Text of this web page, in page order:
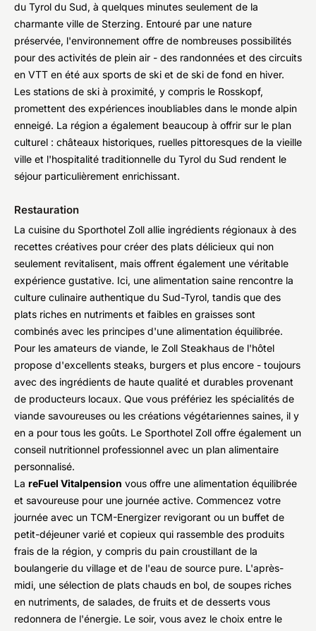
du Tyrol du Sud, à quelques minutes seulement de la
charmante ville de Sterzing. Entouré par une nature
préservée, l'environnement offre de nombreuses possibilités
pour des activités de plein air - des randonnées et des circuits
en VTT en été aux sports de ski et de ski de fond en hiver.
Les stations de ski à proximité, y compris le Rosskopf,
promettent des expériences inoubliables dans le monde alpin
enneigé. La région a également beaucoup à offrir sur le plan
culturel : châteaux historiques, ruelles pittoresques de la vieille
ville et l'hospitalité traditionnelle du Tyrol du Sud rendent le
séjour particulièrement enrichissant.
Restauration
La cuisine du Sporthotel Zoll allie ingrédients régionaux à des
recettes créatives pour créer des plats délicieux qui non
seulement revitalisent, mais offrent également une véritable
expérience gustative. Ici, une alimentation saine rencontre la
culture culinaire authentique du Sud-Tyrol, tandis que des
plats riches en nutriments et faibles en graisses sont
combinés avec les principes d'une alimentation équilibrée.
Pour les amateurs de viande, le Zoll Steakhaus de l'hôtel
propose d'excellents steaks, burgers et plus encore - toujours
avec des ingrédients de haute qualité et durables provenant
de producteurs locaux. Que vous préfériez les spécialités de
viande savoureuses ou les créations végétariennes saines, il y
en a pour tous les goûts. Le Sporthotel Zoll offre également un
conseil nutritionnel professionnel avec un plan alimentaire
personnalisé.
La reFuel Vitalpension vous offre une alimentation équilibrée
et savoureuse pour une journée active. Commencez votre
journée avec un TCM-Energizer revigorant ou un buffet de
petit-déjeuner varié et copieux qui rassemble des produits
frais de la région, y compris du pain croustillant de la
boulangerie du village et de l'eau de source pure. L'après-
midi, une sélection de plats chauds en bol, de soupes riches
en nutriments, de salades, de fruits et de desserts vous
redonnera de l'énergie. Le soir, vous avez le choix entre le